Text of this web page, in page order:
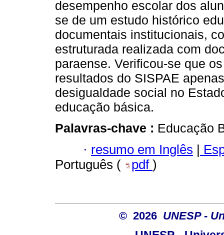
desempenho escolar dos
se de um estudo histórico
documentais institucionais,
estruturada realizada com
paraense. Verificou-se que
resultados do SISPAE
desigualdade social no
educação básica.
Palavras-chave : Educação
· resumo em Inglês |
Português (
pdf )
© 2026 UNESP -